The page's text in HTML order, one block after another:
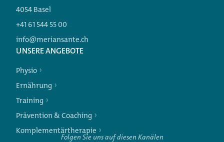
Weitere Angebote
4054 Basel
+41 61 544 55 00
info@meriansante.ch
UNSERE ANGEBOTE
Physio
Ernährung
Training
Prävention & Coaching
Komplementärtherapie
Folgen Sie uns auf diesen Kanälen